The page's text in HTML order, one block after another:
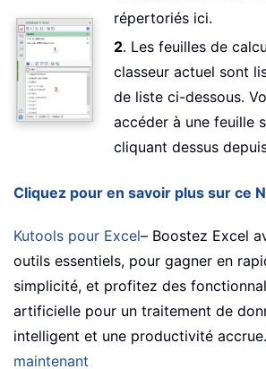
répertoriés ici.
2. Les feuilles de
classeur actuel sont
de liste ci-dessous.
accéder à une feuille
cliquant dessus
Cliquez pour en savoir plus sur ce
Kutools pour Excel– Boostez Excel
outils essentiels, pour gagner en
simplicité, et profitez des
artificielle pour un traitement de
intelligent et une productivité accrue.
maintenant